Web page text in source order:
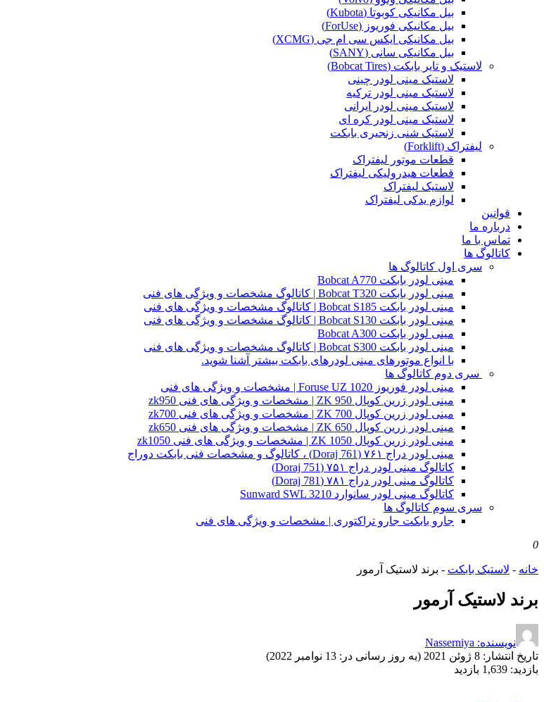
بیل مکانیکی کوبوتا (Kubota)
بیل مکانیکی فوریوز (ForUse)
بیل مکانیکی ایکس سی ام جی (XCMG)
بیل مکانیکی سانی (SANY)
لاستیک و تایر بابکت (Bobcat Tires)
لاستیک مینی لودر چینی
لاستیک مینی لودر ترکیه
لاستیک مینی لودر ایرانی
لاستیک مینی لودر کره ای
لاستیک شنی زنجیری بابکت
لیفتراک (Forklift)
قطعات موتور لیفتراک
قطعات هیدرولیکی لیفتراک
لاستیک لیفتراک
لوازم یدکی لیفتراک
قوانین
درباره ما
تماس با ما
کاتالوگ ها
سری اول کاتالوگ ها
مینی لودر بابکت Bobcat A770
مینی لودر بابکت Bobcat T320 | کاتالوگ مشخصات و ویژگی های فنی
مینی لودر بابکت Bobcat S185 | کاتالوگ مشخصات و ویژگی های فنی
مینی لودر بابکت Bobcat S130 | کاتالوگ مشخصات و ویژگی های فنی
مینی لودر بابکت Bobcat A300
مینی لودر بابکت Bobcat S300 | کاتالوگ مشخصات و ویژگی های فنی
با انواع موتورهای مینی لودرهای بابکت بیشتر آشنا شوید.
سری دوم کاتالوگ ها
مینی لودر فوریوز Foruse UZ 1020 | مشخصات و ویژگی های فنی
مینی لودر زرین کوپال ZK 950 | مشخصات و ویژگی های فنی zk950
مینی لودر زرین کوپال ZK 700 | مشخصات و ویژگی های فنی zk700
مینی لودر زرین کوپال ZK 650 | مشخصات و ویژگی های فنی zk650
مینی لودر زرین کوپال ZK 1050 | مشخصات و ویژگی های فنی zk1050
مینی لودر دراج ۷۶۱ (Doraj 761) ، کاتالوگ و مشخصات فنی بابکت دوراج
کاتالوگ مینی لودر دراج ۷۵۱ (Doraj 751)
کاتالوگ مینی لودر دراج ۷۸۱ (Doraj 781)
کاتالوگ مینی لودر سانوارد Sunward SWL 3210
سری سوم کاتالوگ ها
جارو بابکت جارو تراکتوری | مشخصات و ویژگی های فنی
0
خانه - لاستیک بابکت - برند لاستیک آرمور
برند لاستیک آرمور
نویسنده: Nasserniya
تاریخ انتشار: 8 ژوئن 2021 (به روز رسانی در: 13 نوامبر 2022)
بازدید: 1,639 بازدید